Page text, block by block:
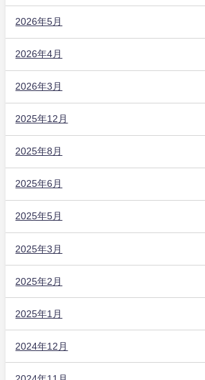
2026年5月
2026年4月
2026年3月
2025年12月
2025年8月
2025年6月
2025年5月
2025年3月
2025年2月
2025年1月
2024年12月